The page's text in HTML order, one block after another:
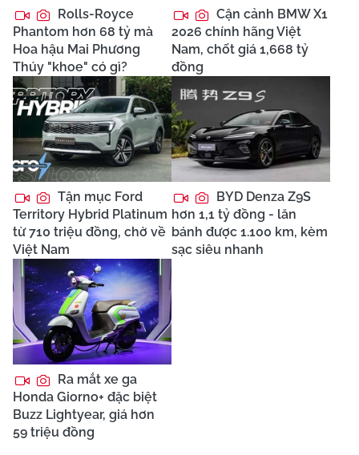
Rolls-Royce
Phantom hơn 68 tỷ mà
Hoa hậu Mai Phương
Thúy "khoe" có gì?
Cận cảnh BMW X1
2026 chính hãng Việt
Nam, chốt giá 1,668 tỷ
đồng
Tận mục Ford
Territory Hybrid Platinum
từ 710 triệu đồng, chờ về
Việt Nam
BYD Denza Z9S
hơn 1,1 tỷ đồng - lăn
bánh được 1.100 km, kèm
sạc siêu nhanh
Ra mắt xe ga
Honda Giorno+ đặc biệt
Buzz Lightyear, giá hơn
59 triệu đồng